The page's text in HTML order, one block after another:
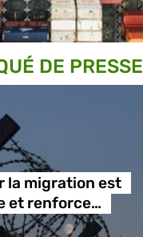
DE PRESSE
la migration est
et renforce…